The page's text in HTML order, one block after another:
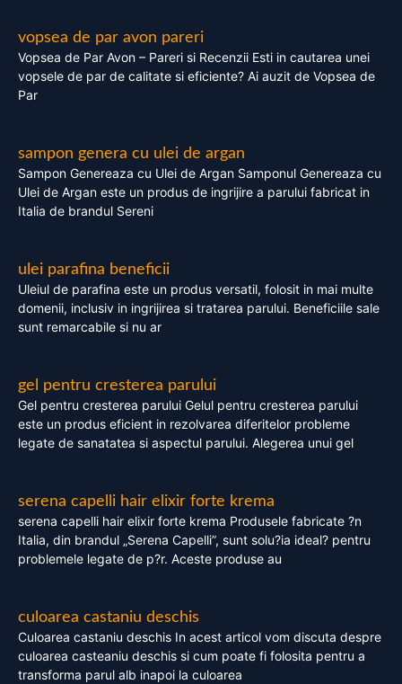
vopsea de par avon pareri
Vopsea de Par Avon – Pareri si Recenzii Esti in cautarea unei
vopsele de par de calitate si eficiente? Ai auzit de Vopsea de
Par
sampon genera cu ulei de argan
Sampon Genereaza cu Ulei de Argan Samponul Genereaza cu
Ulei de Argan este un produs de ingrijire a parului fabricat in
Italia de brandul Sereni
ulei parafina beneficii
Uleiul de parafina este un produs versatil, folosit in mai multe
domenii, inclusiv in ingrijirea si tratarea parului. Beneficiile sale
sunt remarcabile si nu ar
gel pentru cresterea parului
Gel pentru cresterea parului Gelul pentru cresterea parului
este un produs eficient in rezolvarea diferitelor probleme
legate de sanatatea si aspectul parului. Alegerea unui gel
serena capelli hair elixir forte krema
serena capelli hair elixir forte krema Produsele fabricate ?n
Italia, din brandul „Serena Capelli”, sunt solu?ia ideal? pentru
problemele legate de p?r. Aceste produse au
culoarea castaniu deschis
Culoarea castaniu deschis In acest articol vom discuta despre
culoarea casteaniu deschis si cum poate fi folosita pentru a
transforma parul alb inapoi la culoarea